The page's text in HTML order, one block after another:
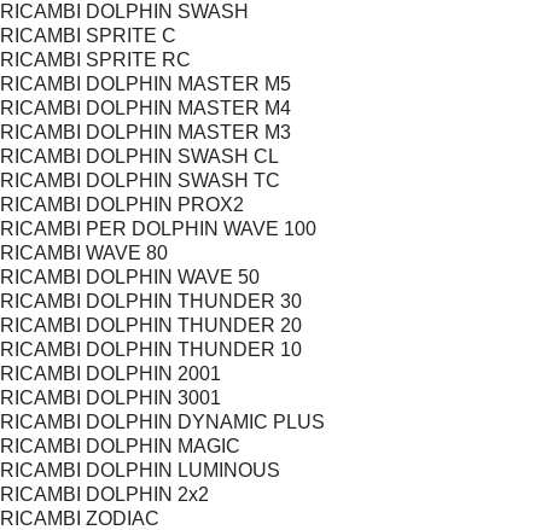
RICAMBI DOLPHIN SWASH
RICAMBI SPRITE C
RICAMBI SPRITE RC
RICAMBI DOLPHIN MASTER M5
RICAMBI DOLPHIN MASTER M4
RICAMBI DOLPHIN MASTER M3
RICAMBI DOLPHIN SWASH CL
RICAMBI DOLPHIN SWASH TC
RICAMBI DOLPHIN PROX2
RICAMBI PER DOLPHIN WAVE 100
RICAMBI WAVE 80
RICAMBI DOLPHIN WAVE 50
RICAMBI DOLPHIN THUNDER 30
RICAMBI DOLPHIN THUNDER 20
RICAMBI DOLPHIN THUNDER 10
RICAMBI DOLPHIN 2001
RICAMBI DOLPHIN 3001
RICAMBI DOLPHIN DYNAMIC PLUS
RICAMBI DOLPHIN MAGIC
RICAMBI DOLPHIN LUMINOUS
RICAMBI DOLPHIN 2x2
RICAMBI ZODIAC